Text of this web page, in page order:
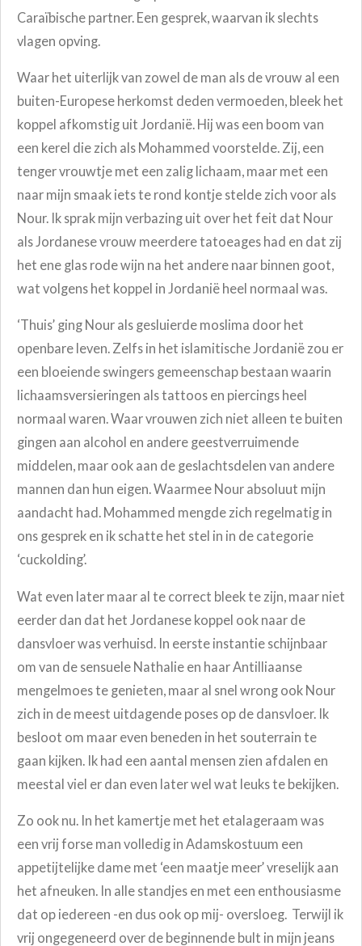
Caraïbische partner. Een gesprek, waarvan ik slechts
vlagen opving.
Waar het uiterlijk van zowel de man als de vrouw al een
buiten-Europese herkomst deden vermoeden, bleek het
koppel afkomstig uit Jordanië. Hij was een boom van
een kerel die zich als Mohammed voorstelde. Zij, een
tenger vrouwtje met een zalig lichaam, maar met een
naar mijn smaak iets te rond kontje stelde zich voor als
Nour. Ik sprak mijn verbazing uit over het feit dat Nour
als Jordanese vrouw meerdere tatoeages had en dat zij
het ene glas rode wijn na het andere naar binnen goot,
wat volgens het koppel in Jordanië heel normaal was.
‘Thuis’ ging Nour als gesluierde moslima door het
openbare leven. Zelfs in het islamitische Jordanië zou er
een bloeiende swingers gemeenschap bestaan waarin
lichaamsversieringen als tattoos en piercings heel
normaal waren. Waar vrouwen zich niet alleen te buiten
gingen aan alcohol en andere geestverruimende
middelen, maar ook aan de geslachtsdelen van andere
mannen dan hun eigen. Waarmee Nour absoluut mijn
aandacht had. Mohammed mengde zich regelmatig in
ons gesprek en ik schatte het stel in in de categorie
‘cuckolding’.
Wat even later maar al te correct bleek te zijn, maar niet
eerder dan dat het Jordanese koppel ook naar de
dansvloer was verhuisd. In eerste instantie schijnbaar
om van de sensuele Nathalie en haar Antilliaanse
mengelmoes te genieten, maar al snel wrong ook Nour
zich in de meest uitdagende poses op de dansvloer. Ik
besloot om maar even beneden in het souterrain te
gaan kijken. Ik had een aantal mensen zien afdalen en
meestal viel er dan even later wel wat leuks te bekijken.
Zo ook nu. In het kamertje met het etalageraam was
een vrij forse man volledig in Adamskostuum een
appetijtelijke dame met ‘een maatje meer’ vreselijk aan
het afneuken. In alle standjes en met een enthousiasme
dat op iedereen -en dus ook op mij- oversloeg. Terwijl ik
vrij ongegeneerd over de beginnende bult in mijn jeans